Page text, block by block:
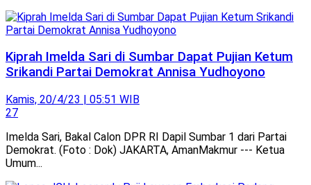
Kiprah Imelda Sari di Sumbar Dapat Pujian Ketum
Srikandi Partai Demokrat Annisa Yudhoyono
Kamis, 20/4/23 | 05:51 WIB
27
Imelda Sari, Bakal Calon DPR RI Dapil Sumbar 1 dari Partai
Demokrat. (Foto : Dok) JAKARTA, AmanMakmur --- Ketua
Umum...